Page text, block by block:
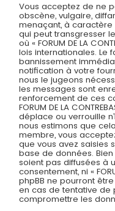
Vous acceptez de ne
obscène, vulgaire,
menaçant, à
qui peut transgresser
où « FORUM DE LA
lois internationales. Le
bannissement
notification à votre
nous le jugeons
les messages sont
renforcement de ces
FORUM DE LA
déplace ou verrouille
nous estimons que
membre, vous
que vous avez saisies
base de données.
soient pas diffusées à
consentement, ni «
phpBB ne pourront
en cas de tentative de
compromettre les